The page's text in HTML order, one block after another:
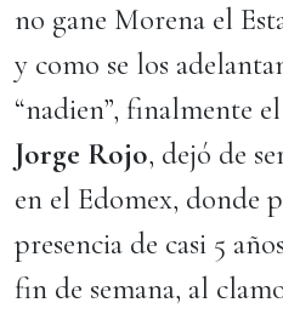
no gane Morena el
y como se los
“nadien”, finalmente
Jorge Rojo, dejó de
en el Edomex, donde
presencia de casi 5
fin de semana, al